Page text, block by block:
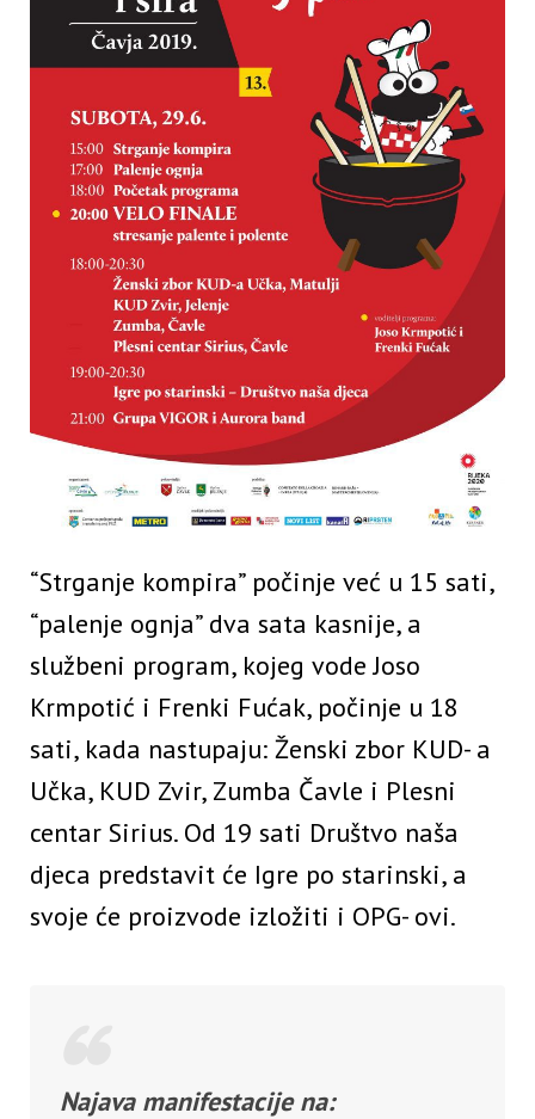
“Strganje kompira” počinje već u 15 sati,
“palenje ognja” dva sata kasnije, a
službeni program, kojeg vode Joso
Krmpotić i Frenki Fućak, počinje u 18
sati, kada nastupaju: Ženski zbor KUD- a
Učka, KUD Zvir, Zumba Čavle i Plesni
centar Sirius. Od 19 sati Društvo naša
djeca predstavit će Igre po starinski, a
svoje će proizvode izložiti i OPG- ovi.
Najava manifestacije na: